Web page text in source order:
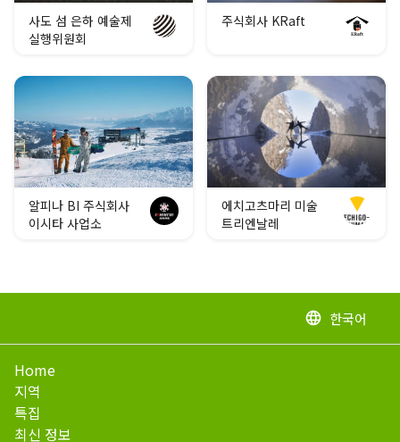
사도 섬 은하 예술제
실행위원회
주식회사 KRaft
알피나 BI 주식회사
이시타 사업소
에치고츠마리 미술
트리엔날레
language 한국어
Home
지역
특집
최신 정보